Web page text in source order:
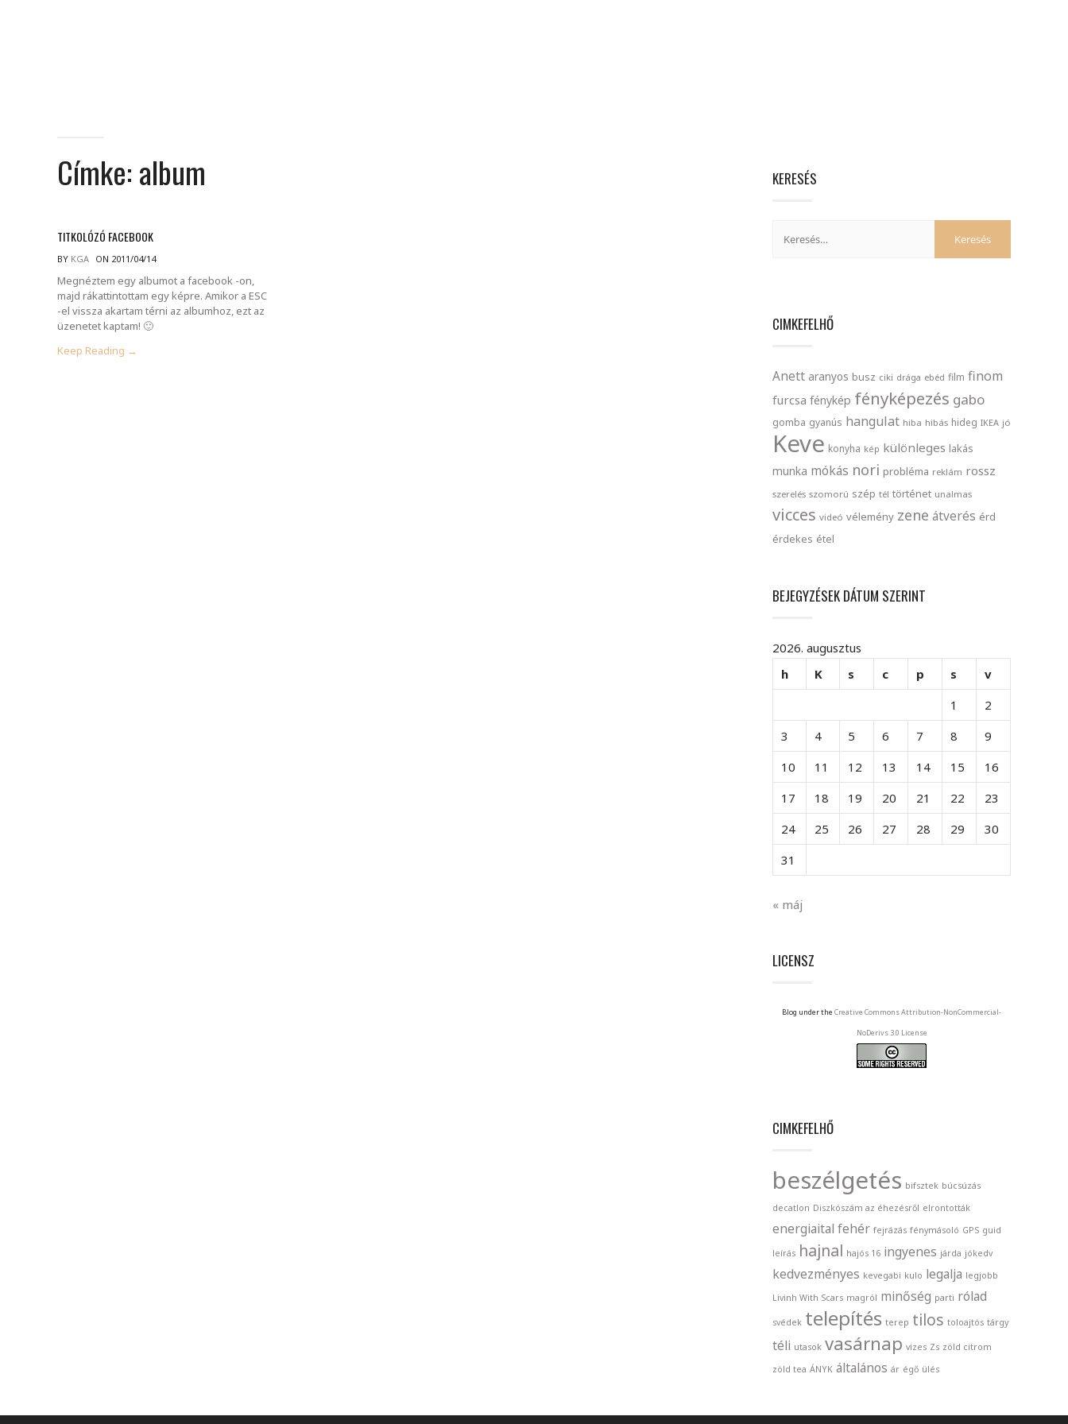
Címke:album
TITKOLÓZÓ FACEBOOK
BY KGA ON 2011/04/14
Megnéztem egy albumot a facebook -on,
majd rákattintottam egy képre. Amikor a ESC
-el vissza akartam térni az albumhoz, ezt az
üzenetet kaptam! 🙂
Keep Reading →
KERESÉS
CIMKEFELHŐ
Anett aranyos busz ciki drága ebéd film finom
furcsa fénykép fényképezés gabo
gomba gyanús hangulat hiba hibás hideg IKEA jó
Keve konyha kép különleges lakás
munka mókás nori probléma reklám rossz
szerelés szomorú szép tél történet unalmas
vicces videó vélemény zene átverés érd
érdekes étel
BEJEGYZÉSEK DÁTUM SZERINT
2026. augusztus
h
K s c p s
v
1
2
3
4 5 6 7 8
9
10
11 12 13 14 15
16
17
18 19 20 21 22
23
24
25 26 27 28 29
30
31
« máj
LICENSZ
Blog under the Creative Commons Attribution-NonCommercial-
NoDerivs 3.0 License
CIMKEFELHŐ
beszélgetés bifsztek búcsúzás
decatlon Diszkószám az éhezésről elrontották
energiaital fehér fejrázás fénymásoló GPS guid
leírás hajnal hajós 16 ingyenes járda jókedv
kedvezményes kevegabi kulo legalja legjobb
Livinh With Scars magról minőség parti rólad
svédek telepítés terep tilos toloajtós tárgy
téli utasok vasárnap vizes Zs zöld citrom
zöld tea ÁNYK általános ár égő ülés